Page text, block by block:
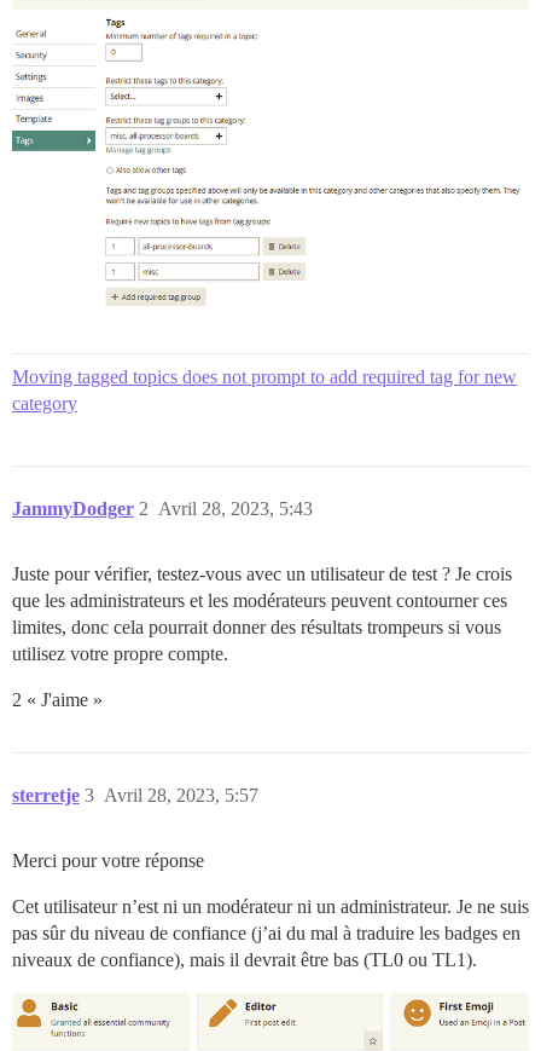
Moving tagged topics does not prompt to add required tag for new
category
JammyDodger Avril 28, 2023, 5:43
2
Juste pour vérifier, testez-vous avec un utilisateur de test ? Je crois
que les administrateurs et les modérateurs peuvent contourner ces
limites, donc cela pourrait donner des résultats trompeurs si vous
utilisez votre propre compte.
2 « J'aime »
sterretje Avril 28, 2023, 5:57
3
Merci pour votre réponse
Cet utilisateur n’est ni un modérateur ni un administrateur. Je ne suis
pas sûr du niveau de confiance (j’ai du mal à traduire les badges en
niveaux de confiance), mais il devrait être bas (TL0 ou TL1).